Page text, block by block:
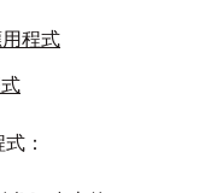
程式
：